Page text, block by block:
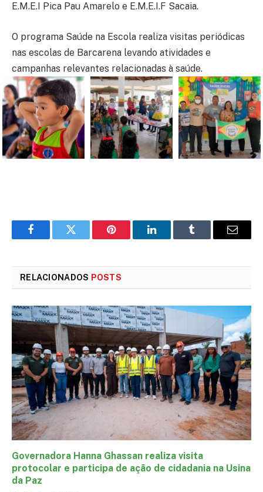
E.M.E.I Pica Pau Amarelo e E.M.E.I.F Sacaia.
O programa Saúde na Escola realiza visitas periódicas
nas escolas de Barcarena levando atividades e
campanhas relevantes relacionadas à saúde.
FacebookTwitter Pinterest LinkedInTumblr
E-
RELACIONADOS POSTS
Governadora Hanna Ghassan realiza visita
protocolar e participa de ação de cidadania na Usina
da Paz